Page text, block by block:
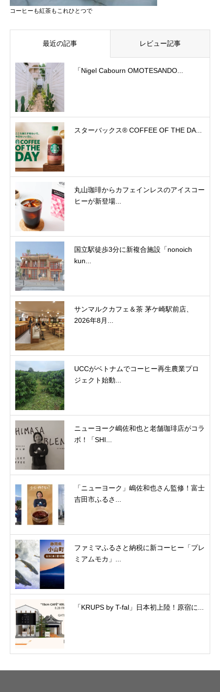
コーヒーも紅茶もこれひとつで
最近の記事 レビュー記事
「Nigel Cabourn OMOTESANDO...
スターバックス® COFFEE OF THE DA...
丸山珈琲からカフェインレスのアイスコー
ヒーが新登場...
国立駅徒歩3分に新複合施設「nonoich
kun...
サンマルクカフェ＆茶 茅ケ崎駅前店、
2026年8月...
UCCがベトナムでコーヒー再生農業プロ
ジェクト始動...
ニューヨーク嶋佐和也と老舗珈琲店がコラ
ボ！「SHI...
「ニューヨーク」嶋佐和也さん監修！富士
吉田市ふるさ...
ファミマふるさと納税に新コーヒー「プレ
ミアムモカ」...
「KRUPS by T-fal」日本初上陸！原宿に...